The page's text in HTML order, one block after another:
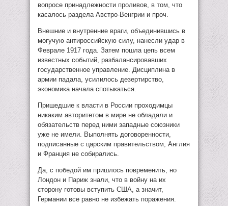
вопросе принадлежности проливов, в том, что
касалось раздела Австро-Венгрии и проч.
Внешние и внутренние враги, объединившись в
могучую антироссийскую силу, нанесли удар в
Феврале 1917 года. Затем пошла цепь всем
известных событий, разбалансировавших
государственное управление. Дисциплина в
армии падала, усилилось дезертирство,
экономика начала спотыкаться.
Пришедшие к власти в России проходимцы
никаким авторитетом в мире не обладали и
обязательств перед ними западные союзники
уже не имели. Выполнять договоренности,
подписанные с царским правительством, Англия
и Франция не собирались.
Да, с победой им пришлось повременить, но
Лондон и Париж знали, что в войну на их
сторону готовы вступить США, а значит,
Германии все равно не избежать поражения.